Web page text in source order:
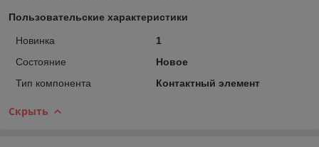
Пользовательские характеристики
Новинка
1
Состояние
Новое
Тип компонента
Контактный элемент
Скрыть